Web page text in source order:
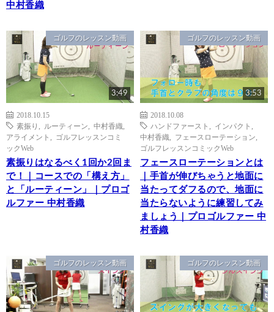
中村香織
ゴルフのレッスン動画
3:49
2018.10.15
素振り
ルーティーン 中村香織
アライメント
ゴルフレッスンコミ
ックWeb
素振りはなるべく1回か2回ま
で！｜コースでの「構え方」
と「ルーティーン」｜プロゴ
ルファー 中村香織
ゴルフのレッスン動画
3:53
2018.10.08
ハンドファースト
インパクト
中村香織
フェースローテーション
ゴルフレッスンコミックWeb
フェースローテーションとは
｜手首が伸びちゃうと地面に
当たってダフるので、地面に
当たらないように練習してみ
ましょう｜プロゴルファー 中
村香織
ゴルフのレッスン動画 ゴルフのレッスン動画